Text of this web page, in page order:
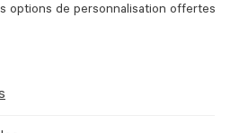
options de personnalisation offertes